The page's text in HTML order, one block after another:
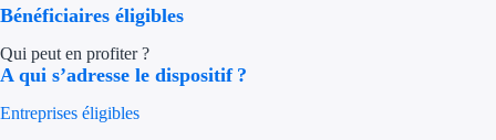
Bénéficiaires éligibles
Qui peut en profiter ?
A qui s’adresse le dispositif ?
Entreprises éligibles